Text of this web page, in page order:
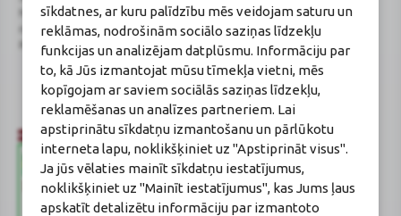
sīkdatnes, ar kuru palīdzību mēs veidojam saturu un
reklāmas, nodrošinām sociālo saziņas līdzekļu
funkcijas un analizējam datplūsmu. Informāciju par
to, kā Jūs izmantojat mūsu tīmekļa vietni, mēs
kopīgojam ar saviem sociālās saziņas līdzekļu,
reklamēšanas un analīzes partneriem. Lai
apstiprinātu sīkdatņu izmantošanu un pārlūkotu
interneta lapu, noklikšķiniet uz "Apstiprināt visus".
Ja jūs vēlaties mainīt sīkdatņu iestatījumus,
noklikšķiniet uz "Mainīt iestatījumus", kas Jums ļaus
apskatīt detalizētu informāciju par izmantoto
Noliktavu iela 5, Dreiliņi, Stopiņu
novads, LV-2130
Reģistrācijas Nr.: 40003252167
E-aptiekas kontakti
Aptiekas vadītāja:
Sertificēta farmaceite: Jeļena
Gončarova
Reģistrācijas Nr.: F-0834
Sertifikāta Nr.: 215.2025